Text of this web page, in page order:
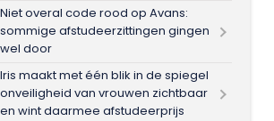
Niet overal code rood op Avans:
sommige afstudeerzittingen gingen
wel door
Iris maakt met één blik in de spiegel
onveiligheid van vrouwen zichtbaar
en wint daarmee afstudeerprijs